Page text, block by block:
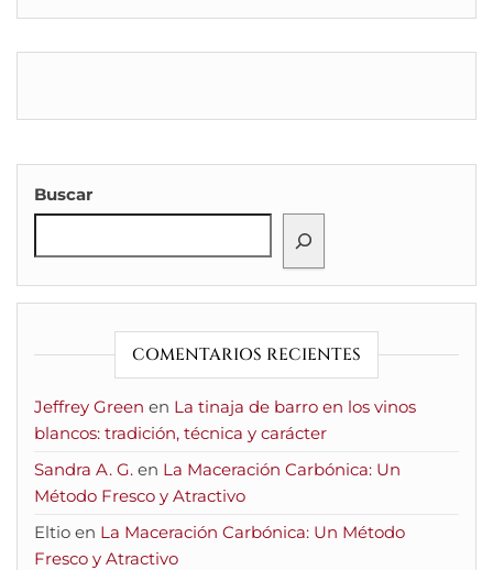
Buscar
COMENTARIOS RECIENTES
Jeffrey Green en La tinaja de barro en los vinos
blancos: tradición, técnica y carácter
Sandra A. G. en La Maceración Carbónica: Un
Método Fresco y Atractivo
Eltio en La Maceración Carbónica: Un Método
Fresco y Atractivo